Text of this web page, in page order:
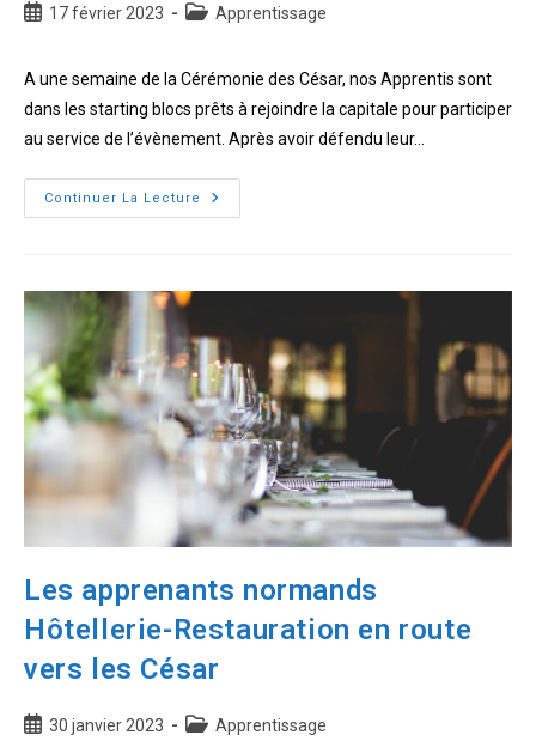
Publication
17 février 2023
PostApprentissage
A une semaine de la Cérémonie des César, nos Apprentis sont
dans les starting blocs prêts à rejoindre la capitale pour participer
au service de l’évènement. Après avoir défendu leur…
Continuer La Lecture
Cérémonie
pour
nos
Apprentis
Les apprenants normands
Hôtellerie-Restauration en route
vers les César
Publication
30 janvier 2023
PostApprentissage